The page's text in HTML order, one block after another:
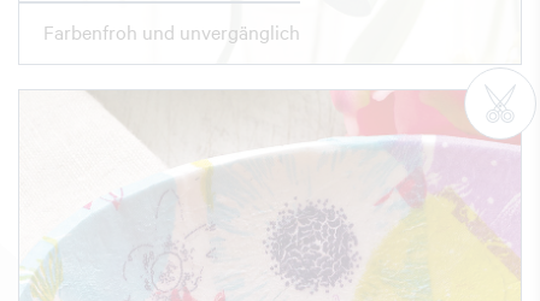
Farbenfroh und unvergänglich